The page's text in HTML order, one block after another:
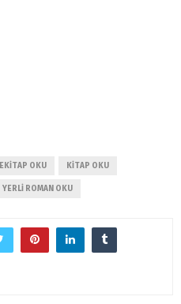
EKITAP OKU KITAP OKU
YERLI ROMAN OKU